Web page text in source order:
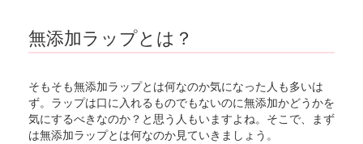
無添加ラップとは？
そもそも無添加ラップとは何なのか気になった人も多いは
ず。ラップは口に入れるものでもないのに無添加かどうかを
気にするべきなのか？と思う人もいますよね。そこで、まず
は無添加ラップとは何なのか見ていきましょう。